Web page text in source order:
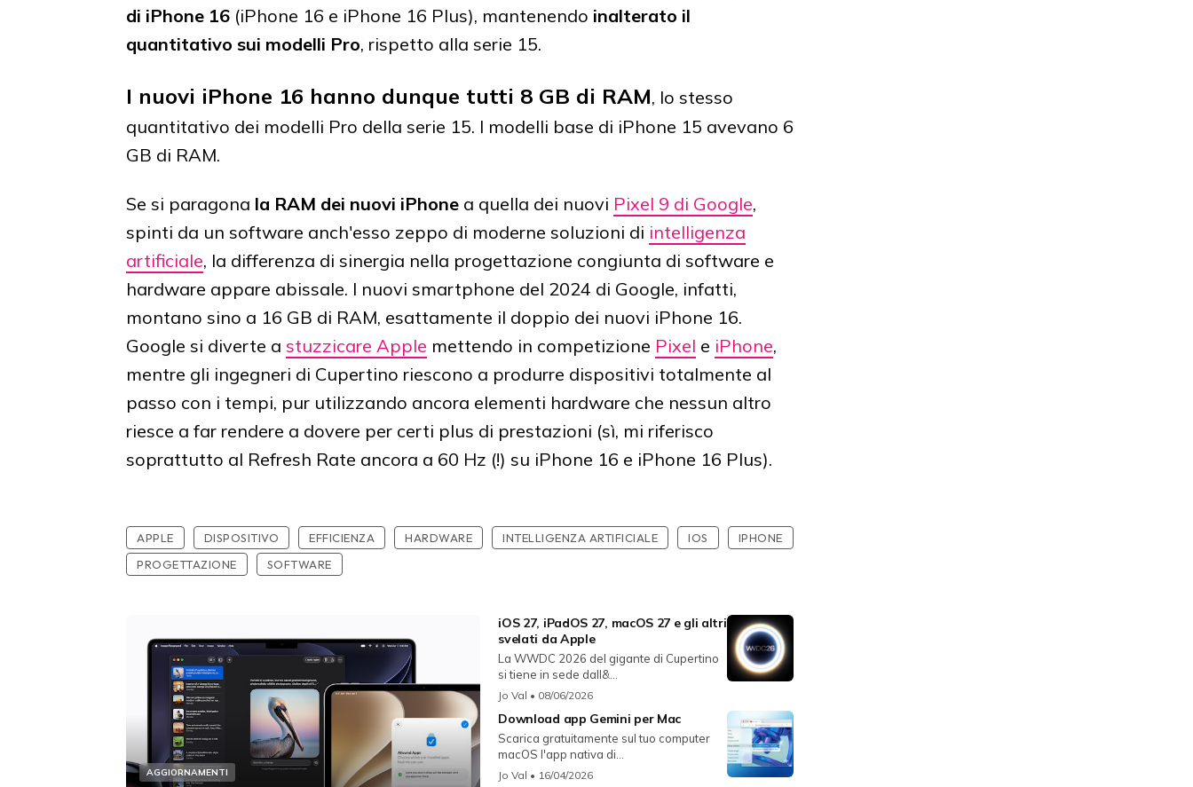
di iPhone 16 (iPhone 16 e iPhone 16 Plus), mantenendo inalterato il
quantitativo sui modelli Pro, rispetto alla serie 15.
I nuovi iPhone 16 hanno dunque tutti 8 GB di RAM, lo stesso
quantitativo dei modelli Pro della serie 15. I modelli base di iPhone 15 avevano 6
GB di RAM.
Se si paragona la RAM dei nuovi iPhone a quella dei nuovi Pixel 9 di Google,
spinti da un software anch'esso zeppo di moderne soluzioni di intelligenza
artificiale, la differenza di sinergia nella progettazione congiunta di software e
hardware appare abissale. I nuovi smartphone del 2024 di Google, infatti,
montano sino a 16 GB di RAM, esattamente il doppio dei nuovi iPhone 16.
Google si diverte a stuzzicare Apple mettendo in competizione Pixel e iPhone,
mentre gli ingegneri di Cupertino riescono a produrre dispositivi totalmente al
passo con i tempi, pur utilizzando ancora elementi hardware che nessun altro
riesce a far rendere a dovere per certi plus di prestazioni (sì, mi riferisco
soprattutto al Refresh Rate ancora a 60 Hz (!) su iPhone 16 e iPhone 16 Plus).
APPLE DISPOSITIVO EFFICIENZA HARDWARE INTELLIGENZA ARTIFICIALE IOS
IPHONE
PROGETTAZIONE
SOFTWARE
AGGIORNAMENTI
iOS 27, iPadOS 27, macOS 27 e gli altri
svelati da Apple
La WWDC 2026 del gigante di Cupertino
si tiene in sede dall&...
Jo Val • 08/06/2026
Download app Gemini per Mac
Scarica gratuitamente sul tuo computer
macOS l'app nativa di...
Jo Val • 16/04/2026